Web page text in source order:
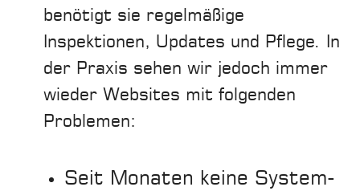
benötigt sie regelmäßige
Inspektionen, Updates und Pflege. In
der Praxis sehen wir jedoch immer
wieder Websites mit folgenden
Problemen:
Seit Monaten keine System-